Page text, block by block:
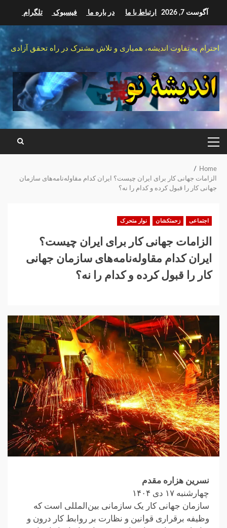
content
آگوست 7, 2026 ارتباط با ما در باره ما فیسبوک تلگرام
احترام به تفاوت اندیشه، همیاری و تلاش مشترک در راه تحقق آزادی
PRIMARY
MENU
Home
الزامات جهانی کار برای ایران چیست؟ ایران کدام مقاوله‌نامه‌های سازمان
جهانی کار را قبول کرده و کدام را نه؟
اجتماعی زحمتکشان نوار متحرک
الزامات جهانی کار برای ایران چیست؟
ایران کدام مقاوله‌نامه‌های سازمان جهانی
کار را قبول کرده و کدام را نه؟
نسرین هزاره مقدم
چهارشنبه ۱۷ دی ۱۴۰۴
سازمان جهانی کار یک سازمانی بین‌المللی است که
وظیفه برقراری قوانین و نظارت بر روابط کار درون و